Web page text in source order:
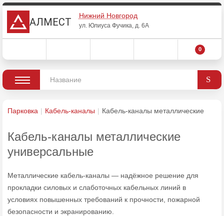
АЛМЕСТ
Нижний Новгород
ул. Юлиуса Фучика, д. 6А
0
Парковка Кабель-каналы Кабель-каналы металлические
Кабель-каналы металлические
универсальные
Металлические кабель‑каналы — надёжное решение для
прокладки силовых и слаботочных кабельных линий в
условиях повышенных требований к прочности, пожарной
безопасности и экранированию.